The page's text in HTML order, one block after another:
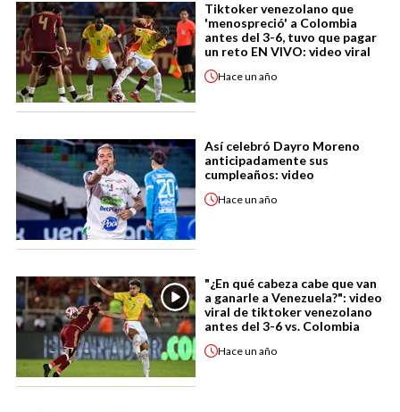
Tiktoker venezolano que
'menospreció' a Colombia
antes del 3-6, tuvo que pagar
un reto EN VIVO: video viral
Haceun año
Así celebró Dayro Moreno
anticipadamente sus
cumpleaños: video
Haceun año
"¿En qué cabeza cabe que van
a ganarle a Venezuela?": video
viral de tiktoker venezolano
antes del 3-6 vs. Colombia
Haceun año